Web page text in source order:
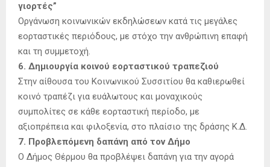
γιορτές”
Οργάνωση κοινωνικών εκδηλώσεων κατά τις μεγάλες
εορταστικές περιόδους, με στόχο την ανθρώπινη επαφή
και τη συμμετοχή.
6. Δημιουργία κοινού εορταστικού τραπεζιού
Στην αίθουσα του Κοινωνικού Συσσιτίου θα καθιερωθεί
κοινό τραπέζι για ευάλωτους και μοναχικούς
συμπολίτες σε κάθε εορταστική περίοδο, με
αξιοπρέπεια και φιλοξενία, στο πλαίσιο της δράσης Κ.Δ.
7. Προβλεπόμενη δαπάνη από τον Δήμο
Ο Δήμος Θέρμου θα προβλέψει δαπάνη για την αγορά